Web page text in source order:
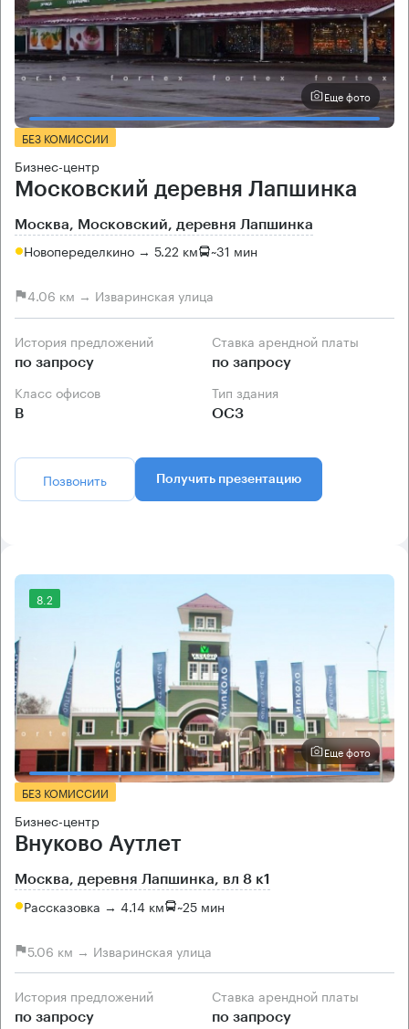
Еще фото
БЕЗ КОМИССИИ
Бизнес-центр
Московский деревня Лапшинка
Москва, Московский, деревня Лапшинка
Новопеределкино → 5.22 км ~31 мин
4.06 км → Изваринская улица
История предложений
по запросу
Ставка арендной платы
по запросу
Класс офисов
B
Тип здания
ОСЗ
Позвонить Получить презентацию
8.2
Еще фото
БЕЗ КОМИССИИ
Бизнес-центр
Внуково Аутлет
Москва, деревня Лапшинка, вл 8 к1
Рассказовка → 4.14 км ~25 мин
5.06 км → Изваринская улица
История предложений
по запросу
Ставка арендной платы
по запросу